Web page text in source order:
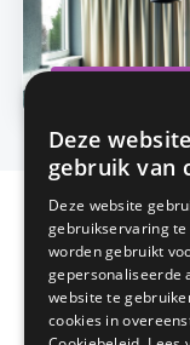
Deze
gebruik van
Deze website
gebruikservaring
worden gebruikt
gepersonaliseerde
website te
cookies in